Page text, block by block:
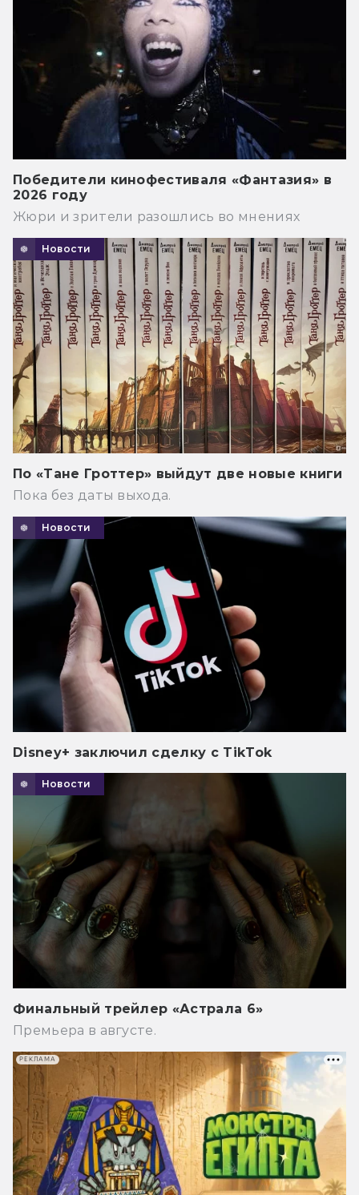
Победители кинофестиваля «Фантазия» в
2026 году
Жюри и зрители разошлись во мнениях
Новости
По «Тане Гроттер» выйдут две новые книги
Пока без даты выхода.
Новости
Disney+ заключил сделку с TikTok
Новости
Финальный трейлер «Астрала 6»
Премьера в августе.
РЕКЛАМА